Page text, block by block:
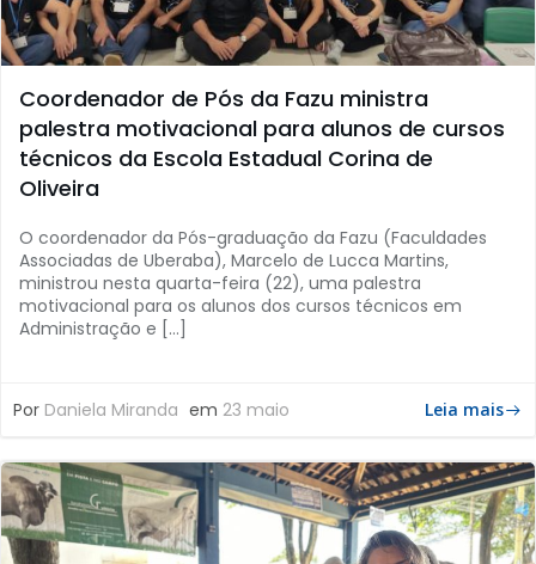
Coordenador de Pós da Fazu ministra
palestra motivacional para alunos de cursos
técnicos da Escola Estadual Corina de
Oliveira
O coordenador da Pós-graduação da Fazu (Faculdades
Associadas de Uberaba), Marcelo de Lucca Martins,
ministrou nesta quarta-feira (22), uma palestra
motivacional para os alunos dos cursos técnicos em
Administração e […]
Por Daniela Miranda em 23 maio Leia mais